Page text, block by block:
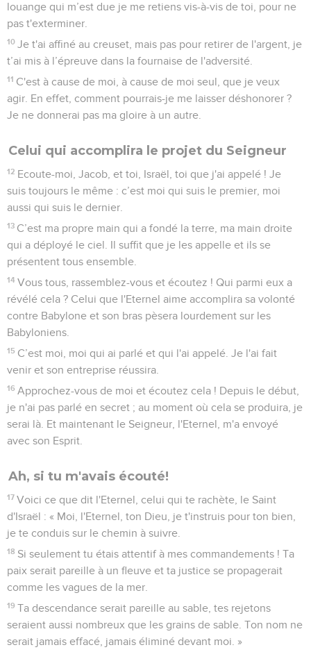
louange qui m’est due je me retiens vis-à-vis de toi, pour ne
pas t'exterminer.
10 Je t'ai affiné au creuset, mais pas pour retirer de l'argent, je
t’ai mis à l’épreuve dans la fournaise de l'adversité.
11 C'est à cause de moi, à cause de moi seul, que je veux
agir. En effet, comment pourrais-je me laisser déshonorer ?
Je ne donnerai pas ma gloire à un autre.
Celui qui accomplira le projet du Seigneur
12 Ecoute-moi, Jacob, et toi, Israël, toi que j'ai appelé ! Je
suis toujours le même : c’est moi qui suis le premier, moi
aussi qui suis le dernier.
13 C’est ma propre main qui a fondé la terre, ma main droite
qui a déployé le ciel. Il suffit que je les appelle et ils se
présentent tous ensemble.
14 Vous tous, rassemblez-vous et écoutez ! Qui parmi eux a
révélé cela ? Celui que l'Eternel aime accomplira sa volonté
contre Babylone et son bras pèsera lourdement sur les
Babyloniens.
15 C’est moi, moi qui ai parlé et qui l'ai appelé. Je l'ai fait
venir et son entreprise réussira.
16 Approchez-vous de moi et écoutez cela ! Depuis le début,
je n'ai pas parlé en secret ; au moment où cela se produira, je
serai là. Et maintenant le Seigneur, l'Eternel, m'a envoyé
avec son Esprit.
Ah, si tu m'avais écouté!
17 Voici ce que dit l'Eternel, celui qui te rachète, le Saint
d'Israël : « Moi, l'Eternel, ton Dieu, je t'instruis pour ton bien,
je te conduis sur le chemin à suivre.
18 Si seulement tu étais attentif à mes commandements ! Ta
paix serait pareille à un fleuve et ta justice se propagerait
comme les vagues de la mer.
19 Ta descendance serait pareille au sable, tes rejetons
seraient aussi nombreux que les grains de sable. Ton nom ne
serait jamais effacé, jamais éliminé devant moi. »